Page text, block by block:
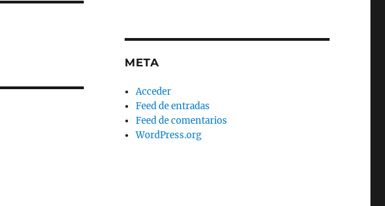
META
Acceder
Feed de entradas
Feed de comentarios
WordPress.org